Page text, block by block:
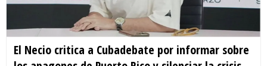
El Necio critica a Cubadebate por informar sobre